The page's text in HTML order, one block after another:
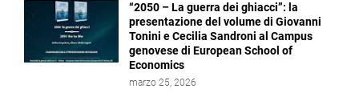
“2050 – La guerra dei ghiacci”: la
presentazione del volume di Giovanni
Tonini e Cecilia Sandroni al Campus
genovese di European School of
Economics
marzo 25, 2026